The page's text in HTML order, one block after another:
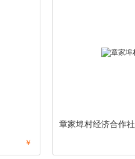
￥
章家埠村经济合作社